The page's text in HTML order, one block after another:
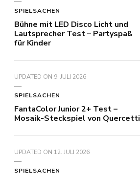
SPIELSACHEN
Bühne mit LED Disco Licht und
Lautsprecher Test – Partyspaß
für Kinder
UPDATED ON 9. JULI 2026
SPIELSACHEN
FantaColor Junior 2+ Test –
Mosaik-Steckspiel von Quercetti
UPDATED ON 12. JULI 2026
SPIELSACHEN